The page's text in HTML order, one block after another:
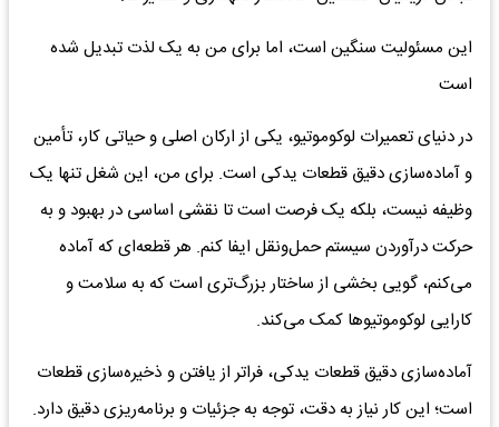
این مسئولیت سنگین است، اما برای من به یک لذت تبدیل شده
است
در دنیای تعمیرات لوکوموتیو، یکی از ارکان اصلی و حیاتی کار، تأمین
و آماده‌سازی دقیق قطعات یدکی است. برای من، این شغل تنها یک
وظیفه نیست، بلکه یک فرصت است تا نقشی اساسی در بهبود و به
حرکت درآوردن سیستم حمل‌ونقل ایفا کنم. هر قطعه‌ای که آماده
می‌کنم، گویی بخشی از ساختار بزرگ‌تری است که به سلامت و
کارایی لوکوموتیوها کمک می‌کند.
آماده‌سازی دقیق قطعات یدکی، فراتر از یافتن و ذخیره‌سازی قطعات
است؛ این کار نیاز به دقت، توجه به جزئیات و برنامه‌ریزی دقیق دارد.